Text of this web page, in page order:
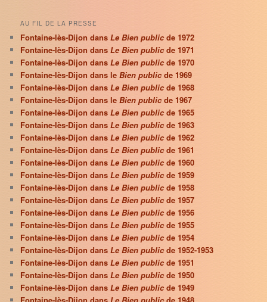
AU FIL DE LA PRESSE
Fontaine-lès-Dijon dansLe Bien publicde 1972
Fontaine-lès-Dijon dansLe Bien publicde 1971
Fontaine-lès-Dijon dansLe Bien publicde 1970
Fontaine-lès-Dijon dans leBien public de 1969
Fontaine-lès-Dijon dansLe Bien publicde 1968
Fontaine-lès-Dijon dans leBien publicde 1967
Fontaine-lès-Dijon dansLe Bien publicde 1965
Fontaine-lès-Dijon dansLe Bien publicde 1963
Fontaine-lès-Dijon dansLe Bien publicde 1962
Fontaine-lès-Dijon dansLe Bien publicde 1961
Fontaine-lès-Dijon dansLe Bien publicde 1960
Fontaine-lès-Dijon dansLe Bien publicde 1959
Fontaine-lès-Dijon dansLe Bien publicde 1958
Fontaine-lès-Dijon dansLe Bien publicde 1957
Fontaine-lès-Dijon dansLe Bien publicde 1956
Fontaine-lès-Dijon dansLe Bien publicde 1955
Fontaine-lès-Dijon dansLe Bien publicde 1954
Fontaine-lès-Dijon dansLe Bien publicde 1952-1953
Fontaine-lès-Dijon dansLe Bien publicde 1951
Fontaine-lès-Dijon dansLe Bien publicde 1950
Fontaine-lès-Dijon dansLe Bien publicde 1949
Fontaine-lès-Dijon dans Le Bien publicde 1948